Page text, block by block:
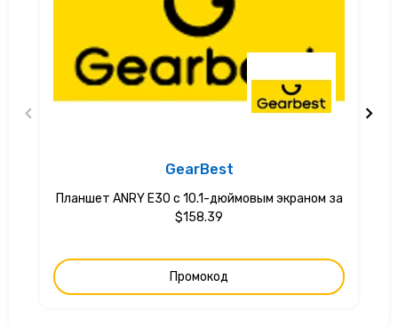
GearBest
Планшет ANRY E30 с 10.1-дюймовым экраном за
$158.39
Промокод